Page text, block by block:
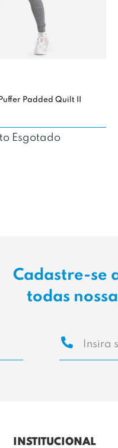
Padded Quilt II
Esgotado
Cadastre-se
todas
INSTITUCIONAL